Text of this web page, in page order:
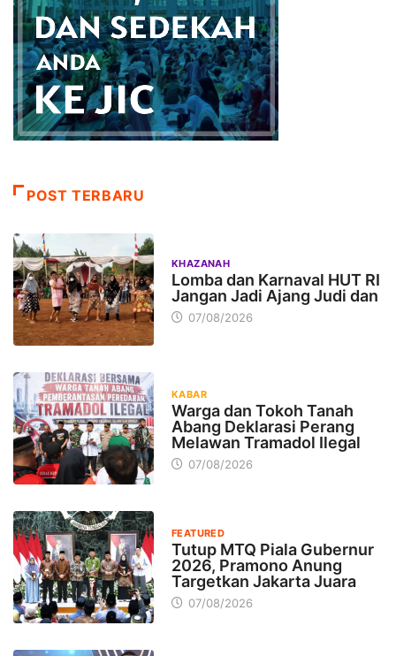
POST TERBARU
KHAZANAH
Lomba dan Karnaval HUT RI
Jangan Jadi Ajang Judi dan
07/08/2026
KABAR
Warga dan Tokoh Tanah
Abang Deklarasi Perang
Melawan Tramadol Ilegal
07/08/2026
FEATURED
Tutup MTQ Piala Gubernur
2026, Pramono Anung
Targetkan Jakarta Juara
07/08/2026